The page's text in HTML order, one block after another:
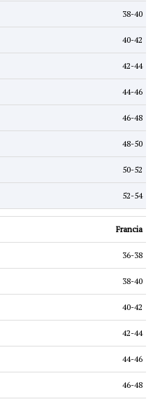
38-40
40-42
42-44
44-46
46-48
48-50
50-52
52-54
Francia
36-38
38-40
40-42
42-44
44-46
46-48